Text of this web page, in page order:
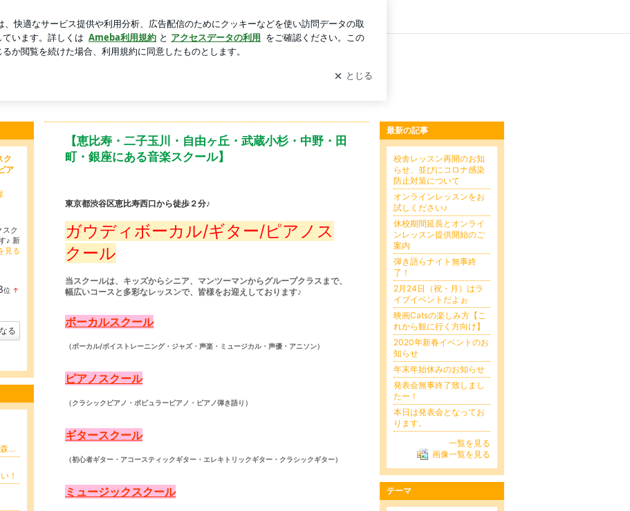
唐揚げチーズパン 新規登録 ログイン
クール（ボイトレ/ピアノ/ギター）
・中野・田町・銀座にある音楽スクールです♪
【恵比寿・二子玉川・自由ヶ丘・武蔵小杉・中野・田
町・銀座にある音楽スクール】
東京都渋谷区恵比寿西口から徒歩２分♪
ガウディボーカル/ギター/ピアノス
クール
当スクールは、キッズからシニア、マンツーマンからグループクラスまで、
幅広いコースと多彩なレッスンで、皆様をお迎えしております♪
ボーカルスクール
（ボーカル/ボイストレーニング・ジャズ・声楽・ミュージカル・声優・アニソン）
ピアノスクール
（クラシックピアノ・ポピュラーピアノ・ピアノ弾き語り）
ギタースクール
（初心者ギター・アコースティックギター・エレキトリックギター・クラシックギター）
ミュージックスクール
ク
ア
ク
♪ 新
見る
位 ↑
る
cocon音楽教室/療育から繋がるレッスン 森 繭子（まゆこ）
！
最新の記事
校舎レッスン再開のお知
らせ、並びにコロナ感染
防止対策について
オンラインレッスンをお
試しください♪
休校期間延長とオンライ
ンレッスン提供開始のご
案内
弾き語らナイト無事終
了！
2月24日（祝・月）はラ
イブイベントだよぉ
映画Catsの楽しみ方【こ
れから観に行く方向け】
2020年新春イベントのお
知らせ
年末年始休みのお知らせ
発表会無事終了致しまし
たー！
本日は発表会となってお
ります。
一覧を見る
画像一覧を見る
テーマ